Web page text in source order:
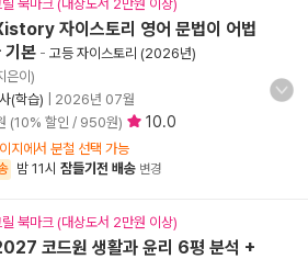
북마크 (대상도서 2만원 이상)
자이스토리 영어 문법이 어법
기본 - 고등 자이스토리 (2026년)
은이)
(학습)
2026년 07월
(10% 할인 / 950원) 10.0
지에서 분철 선택 가능
밤 11시 잠들기전 배송 변경
북마크 (대상도서 2만원 이상)
코드원 생활과 윤리 6평 분석 +